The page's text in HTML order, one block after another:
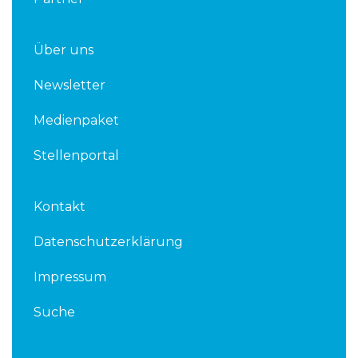
Über uns
Newsletter
Medienpaket
Stellenportal
Kontakt
Datenschutzerklärung
Impressum
Suche